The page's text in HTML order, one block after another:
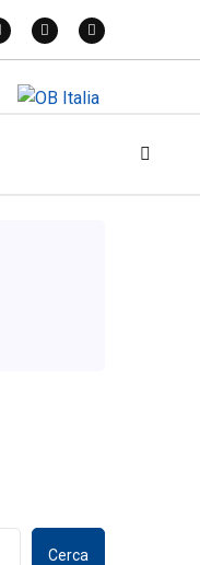
Cerca